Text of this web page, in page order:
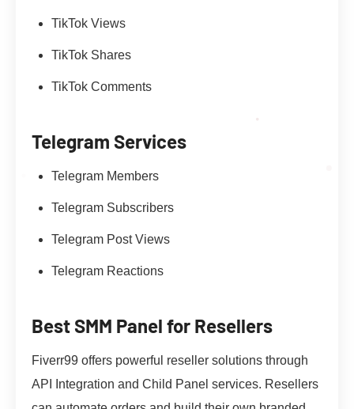
TikTok Views
TikTok Shares
TikTok Comments
Telegram Services
Telegram Members
Telegram Subscribers
Telegram Post Views
Telegram Reactions
Best SMM Panel for Resellers
Fiverr99 offers powerful reseller solutions through
API Integration and Child Panel services. Resellers